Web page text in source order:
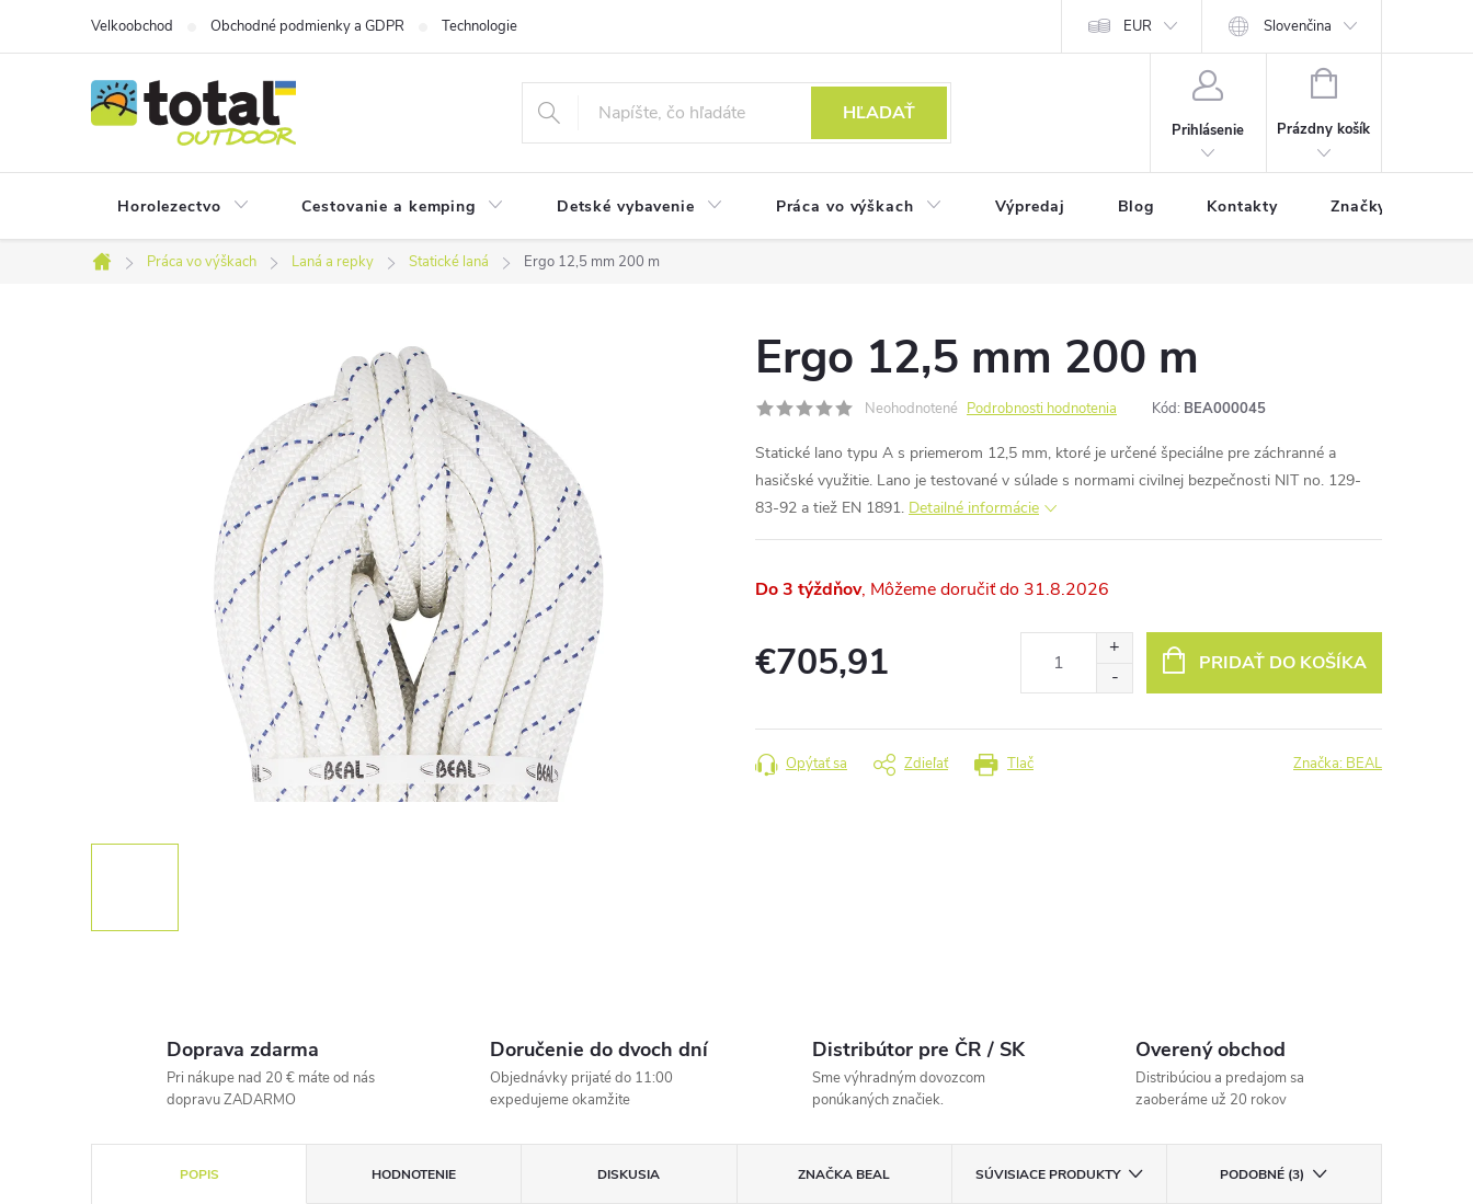
Velkoobchod Obchodné podmienky a GDPR Technologie EUR Slovenčina
HĽADAŤ
Prihlásenie
NÁKUPNÝ
Prázdny košík
Horolezectvo Cestovanie a kemping Detské vybavenie Práca vo výškach Výpredaj Blog Kontakty Značky
Domov
Práca vo výškach Laná a repky Statické laná Ergo 12,5 mm 200 m
Ergo 12,5 mm 200 m
Neohodnotené Podrobnosti hodnotenia Kód: BEA000045
Statické lano typu A s priemerom 12,5 mm, ktoré je určené špeciálne pre záchranné a
hasičské využitie. Lano je testované v súlade s normami civilnej bezpečnosti NIT no. 129-
83-92 a tiež EN 1891. Detailné informácie
Do 3 týždňov 31.8.2026
€705,91 PRIDAŤ DO KOŠÍKA
Tlač
Opýtať sa Zdieľať Značka: BEAL
Doprava zdarma
Pri nákupe nad 20 € máte od nás
dopravu ZADARMO
Doručenie do dvoch dní
Objednávky prijaté do 11:00
expedujeme okamžite
Distribútor pre ČR / SK
Sme výhradným dovozcom
ponúkaných značiek.
Overený obchod
Distribúciou a predajom sa
zaoberáme už 20 rokov
POPIS HODNOTENIE DISKUSIA ZNAČKA BEAL SÚVISIACE PRODUKTY PODOBNÉ (3)